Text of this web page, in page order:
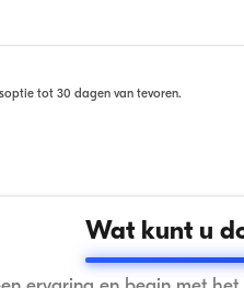
tot 30 dagen van tevoren.
Wat kunt u